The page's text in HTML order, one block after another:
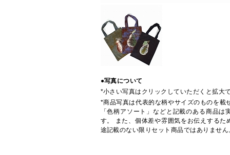
●写真について
*小さい写真はクリックしていただくと拡大
*商品写真は代表的な柄やサイズのものを
「色柄アソート」などと記載のある商品
す。 また、個体差や雰囲気をお伝えする
途記載のない限りセット商品ではありません